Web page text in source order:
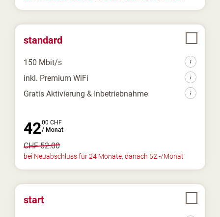
standard
150 Mbit/s
inkl. Premium WiFi
Gratis Aktivierung & Inbetriebnahme
4200 CHF
/ Monat
CHF52.00
bei Neuabschluss für 24 Monate, danach 52.-/Monat
start